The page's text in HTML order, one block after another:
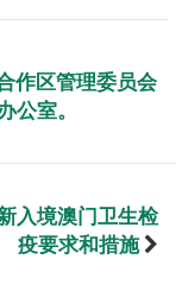
作区管理委员会
公室。
入境澳门卫生检
疫要求和措施